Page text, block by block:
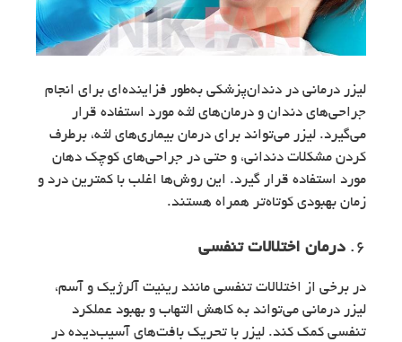
لیزر درمانی در دندان‌پزشکی به‌طور فزاینده‌ای برای انجام
جراحی‌های دندان و درمان‌های لثه مورد استفاده قرار
می‌گیرد. لیزر می‌تواند برای درمان بیماری‌های لثه، برطرف
کردن مشکلات دندانی، و حتی در جراحی‌های کوچک دهان
مورد استفاده قرار گیرد. این روش‌ها اغلب با کمترین درد و
زمان بهبودی کوتاه‌تر همراه هستند.
6. درمان اختلالات تنفسی
در برخی از اختلالات تنفسی مانند رینیت آلرژیک و آسم،
لیزر درمانی می‌تواند به کاهش التهاب و بهبود عملکرد
تنفسی کمک کند. لیزر با تحریک بافت‌های آسیب‌دیده در